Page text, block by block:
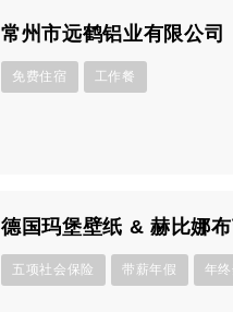
常州市远鹤铝业有限公司
免费住宿 工作餐
德国玛堡壁纸 & 赫比娜
五项社会保险 带薪年假 年